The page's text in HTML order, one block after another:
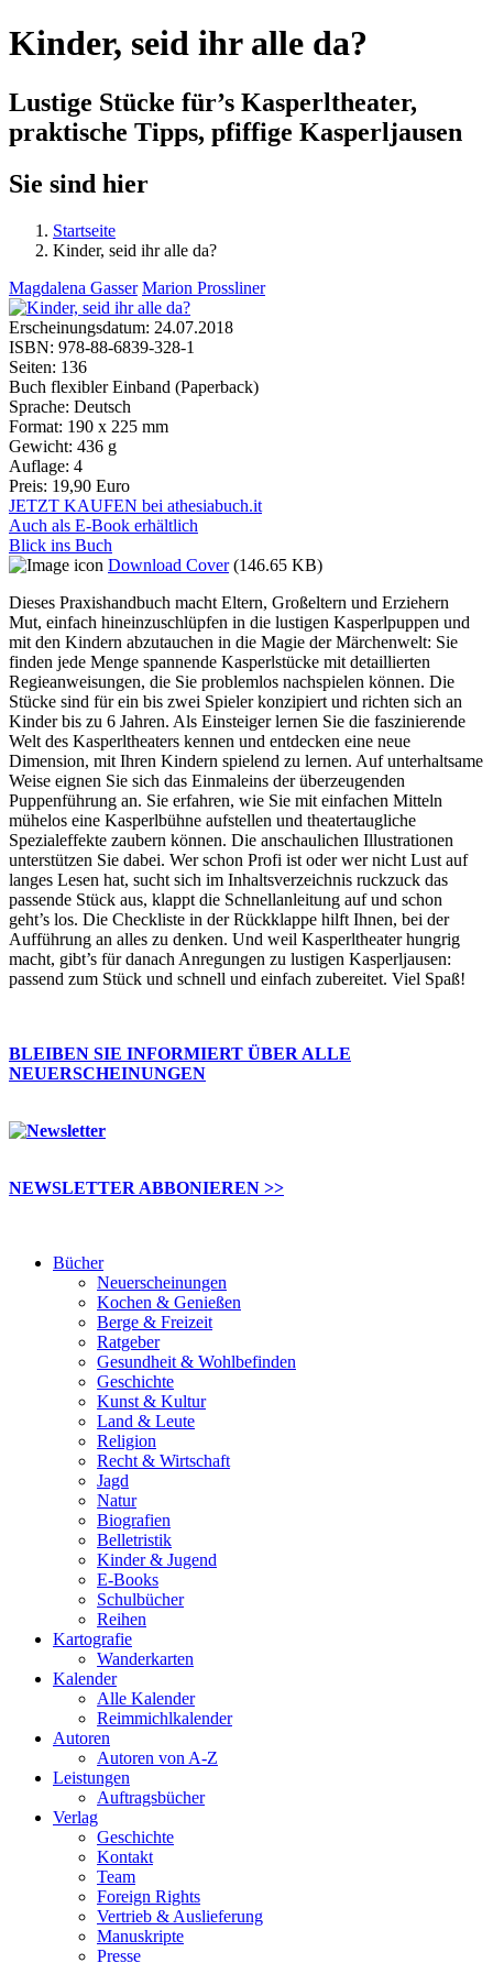
Kinder, seid ihr alle da?
Lustige Stücke für’s Kasperltheater,
praktische Tipps, pfiffige Kasperljausen
Sie sind hier
Startseite
Kinder, seid ihr alle da?
Magdalena Gasser Marion Prossliner
Erscheinungsdatum: 24.07.2018
ISBN: 978-88-6839-328-1
Seiten: 136
Buch flexibler Einband (Paperback)
Sprache: Deutsch
Format: 190 x 225 mm
Gewicht: 436 g
Auflage: 4
Preis: 19,90 Euro
JETZT KAUFEN bei athesiabuch.it
Auch als E-Book erhältlich
Blick ins Buch
Download Cover (146.65 KB)
Dieses Praxishandbuch macht Eltern, Großeltern und Erziehern
Mut, einfach hineinzuschlüpfen in die lustigen Kasperlpuppen und
mit den Kindern abzutauchen in die Magie der Märchenwelt: Sie
finden jede Menge spannende Kasperlstücke mit detaillierten
Regieanweisungen, die Sie problemlos nachspielen können. Die
Stücke sind für ein bis zwei Spieler konzipiert und richten sich an
Kinder bis zu 6 Jahren. Als Einsteiger lernen Sie die faszinierende
Welt des Kasperltheaters kennen und entdecken eine neue
Dimension, mit Ihren Kindern spielend zu lernen. Auf unterhaltsame
Weise eignen Sie sich das Einmaleins der überzeugenden
Puppenführung an. Sie erfahren, wie Sie mit einfachen Mitteln
mühelos eine Kasperlbühne aufstellen und theatertaugliche
Spezialeffekte zaubern können. Die anschaulichen Illustrationen
unterstützen Sie dabei. Wer schon Profi ist oder wer nicht Lust auf
langes Lesen hat, sucht sich im Inhaltsverzeichnis ruckzuck das
passende Stück aus, klappt die Schnellanleitung auf und schon
geht’s los. Die Checkliste in der Rückklappe hilft Ihnen, bei der
Aufführung an alles zu denken. Und weil Kasperltheater hungrig
macht, gibt’s für danach Anregungen zu lustigen Kasperljausen:
passend zum Stück und schnell und einfach zubereitet. Viel Spaß!
BLEIBEN SIE INFORMIERT ÜBER ALLE
NEUERSCHEINUNGEN
NEWSLETTER ABBONIEREN >>
Bücher
Neuerscheinungen
Kochen & Genießen
Berge & Freizeit
Ratgeber
Gesundheit & Wohlbefinden
Geschichte
Kunst & Kultur
Land & Leute
Religion
Recht & Wirtschaft
Jagd
Natur
Biografien
Belletristik
Kinder & Jugend
E-Books
Schulbücher
Reihen
Kartografie
Wanderkarten
Kalender
Alle Kalender
Reimmichlkalender
Autoren
Autoren von A-Z
Leistungen
Auftragsbücher
Verlag
Geschichte
Kontakt
Team
Foreign Rights
Vertrieb & Auslieferung
Manuskripte
Presse